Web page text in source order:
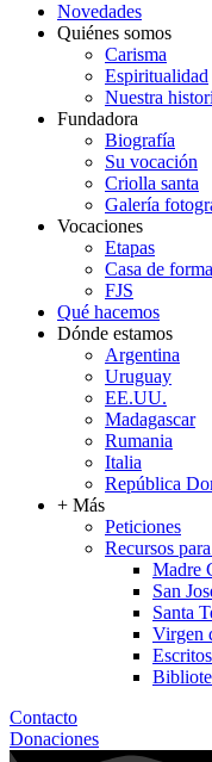
Novedades
Quiénes somos
Carisma
Espiritualidad
Nuestra
Fundadora
Biografía
Su vocación
Criolla santa
Galería
Vocaciones
Etapas
Casa de
FJS
Qué hacemos
Dónde estamos
Argentina
Uruguay
EE.UU.
Madagascar
Rumania
Italia
República
+ Más
Peticiones
Recursos
Madre
San
Santa
Virgen
Contacto
Donaciones